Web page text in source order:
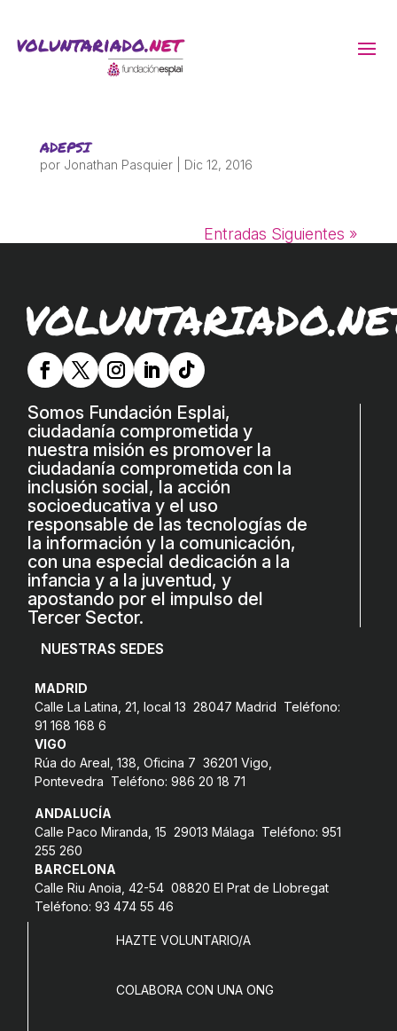
ADEPSI
por Jonathan Pasquier| Dic 12, 2016
Entradas Siguientes »
Somos Fundación Esplai,
ciudadanía comprometida y
nuestra misión es promover la
ciudadanía comprometida con la
inclusión social, la acción
socioeducativa y el uso
responsable de las tecnologías de
la información y la comunicación,
con una especial dedicación a la
infancia y a la juventud, y
apostando por el impulso del
Tercer Sector.
NUESTRAS SEDES
MADRID
Calle La Latina, 21, local 13 28047 Madrid Teléfono:
91 168 168 6
VIGO
Rúa do Areal, 138, Oficina 7 36201 Vigo,
Pontevedra Teléfono: 986 20 18 71
ANDALUCÍA
Calle Paco Miranda, 15 29013 Málaga Teléfono: 951
255 260
BARCELONA
Calle Riu Anoia, 42-54 08820 El Prat de Llobregat
Teléfono: 93 474 55 46
HAZTE VOLUNTARIO/A
COLABORA CON UNA ONG
MÓN ESCOLAR
ALBERG CENTRE ESPLAI
CASES DE COLÒNIES
ACCIÓ SOCIAL I JOVES
ESPLAIS
SUPORT TERCER SECTOR
CONEIX FUNDESPLAI
La Fundació
L'equip
Missió i valors
Els comptes clars
Memòria d'activitats
Proposta educativa
ACTUALITAT